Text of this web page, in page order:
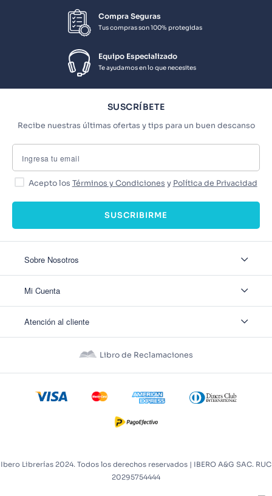
Compra Seguras
Tus compras son 100% protegidas
Equipo Especializado
Te ayudamos en lo que necesites
SUSCRÍBETE
Recibe nuestras últimas ofertas y tips para un buen descanso
Acepto los Términos y Condiciones y Política de Privacidad
SUSCRIBIRME
Sobre Nosotros
Nuestas tiendas
Mi Cuenta
Ver mis Pedidos
Recuperar Contraseña
Atención al cliente
Políticas de Privacidad
Políticas de Cookies
Términos y Condiciones Promos
Libro de Reclamaciones
Ibero Librerías 2024. Todos los derechos reservados | IBERO A&G SAC. RUC
20295754444